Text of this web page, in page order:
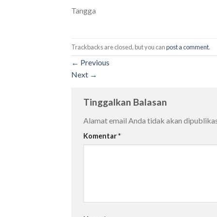
Tangga
Trackbacks are closed, but you canpost a comment.
← Previous
Next →
Tinggalkan Balasan
Alamat email Anda tidak akan
Komentar*